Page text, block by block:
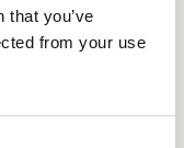
that you’ve
from your use